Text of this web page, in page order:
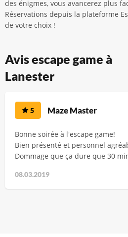
des énigmes, vous avancerez plus
Réservations depuis la plateforme
de votre choix !
Avis escape game à
Lanester
5 Maze Master
Bonne soirée à l'escape game!
Bien présenté et personnel
Dommage que ça dure que 30
08.03.2019